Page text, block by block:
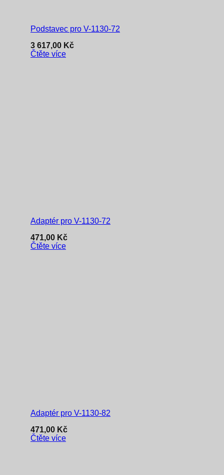
Podstavec pro V-1130-72
3 617,00 Kč
Čtěte více
Adaptér pro V-1130-72
471,00 Kč
Čtěte více
Adaptér pro V-1130-82
471,00 Kč
Čtěte více